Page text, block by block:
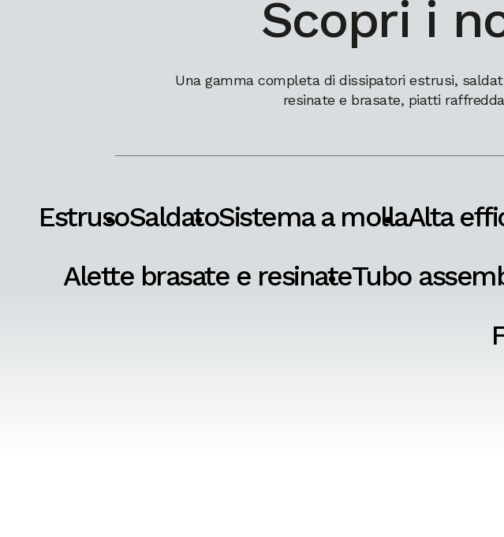
Scopri i
Una gamma completa di dissipatori estrusi,
resinate e brasate, piatti
EstrusoSaldatoSistema a mollaAlta
Alette brasate e resinateTubo